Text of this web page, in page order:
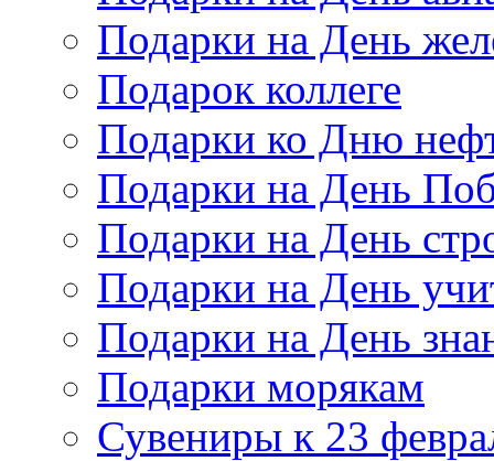
Подарки на День
Подарок коллеге
Подарки ко Дню
Подарки на День
Подарки на День
Подарки на День
Подарки на День
Подарки морякам
Сувениры к 23